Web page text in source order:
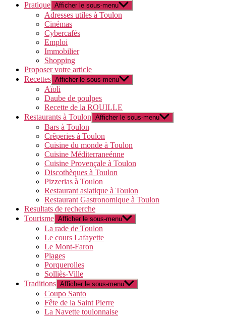
Pratique Afficher le sous-menu
Adresses utiles à Toulon
Cinémas
Cybercafés
Emploi
Immobilier
Shopping
Proposer votre article
Recettes Afficher le sous-menu
Aïoli
Daube de poulpes
Recette de la ROUILLE
Restaurants à Toulon Afficher le sous-menu
Bars à Toulon
Crêperies à Toulon
Cuisine du monde à Toulon
Cuisine Méditerraneénne
Cuisine Provençale à Toulon
Discothèques à Toulon
Pizzerias à Toulon
Restaurant asiatique à Toulon
Restaurant Gastronomique à Toulon
Resultats de recherche
Tourisme Afficher le sous-menu
La rade de Toulon
Le cours Lafayette
Le Mont-Faron
Plages
Porquerolles
Solliès-Ville
Traditions Afficher le sous-menu
Coupo Santo
Fête de la Saint Pierre
La Navette toulonnaise